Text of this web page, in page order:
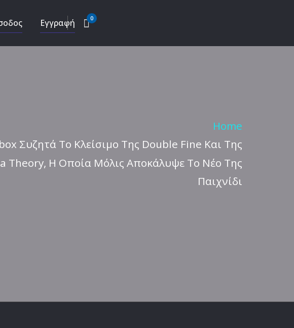
Εγγραφή 0
Home
Συζητά Το Κλείσιμο Της Double Fine Και Της
Theory, Η Οποία Μόλις Αποκάλυψε Το Νέο Της
Παιχνίδι